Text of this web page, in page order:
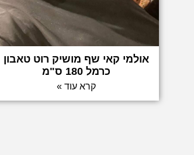
אולמי קאי שף מושיק רוט טאבון
כרמל 180 ס"מ
קרא עוד »